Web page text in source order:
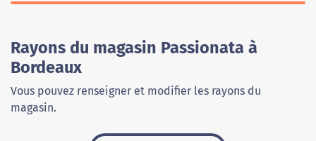
Rayons du magasin Passionata à
Bordeaux
Vous pouvez renseigner et modifier les rayons du
magasin.